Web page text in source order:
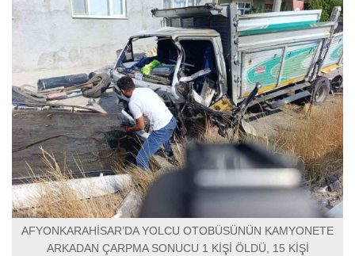
AFYONKARAHİSAR’DA YOLCU OTOBÜSÜNÜN KAMYONETE
ARKADAN ÇARPMA SONUCU 1 KİŞİ ÖLDÜ, 15 KİŞİ